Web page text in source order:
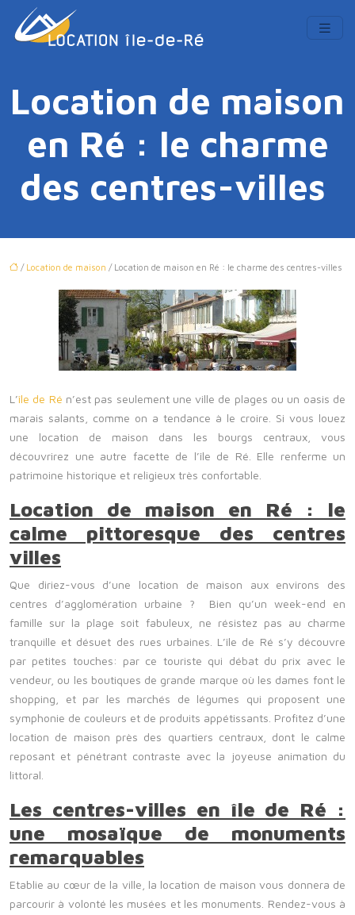
Location de maison
en Ré : le charme
des centres-villes
/ Location de maison / Location de maison en Ré : le charme des centres-villes
L’île de Ré n’est pas seulement une ville de plages ou un oasis de
marais salants, comme on a tendance à le croire. Si vous louez
une location de maison dans les bourgs centraux, vous
découvrirez une autre facette de l’île de Ré. Elle renferme un
patrimoine historique et religieux très confortable.
Location de maison en Ré : le
calme pittoresque des centres
villes
Que diriez-vous d’une location de maison aux environs des
centres d’agglomération urbaine ? Bien qu’un week-end en
famille sur la plage soit fabuleux, ne résistez pas au charme
tranquille et désuet des rues urbaines. L’île de Ré s’y découvre
par petites touches: par ce touriste qui débat du prix avec le
vendeur, ou les boutiques de grande marque où les dames font le
shopping, et par les marchés de légumes qui proposent une
symphonie de couleurs et de produits appétissants. Profitez d’une
location de maison près des quartiers centraux, dont le calme
reposant et pénétrant contraste avec la joyeuse animation du
littoral.
Les centres-villes en île de Ré :
une mosaïque de monuments
remarquables
Etablie au cœur de la ville, la location de maison vous donnera de
parcourir à volonté les musées et les monuments. Rendez-vous à